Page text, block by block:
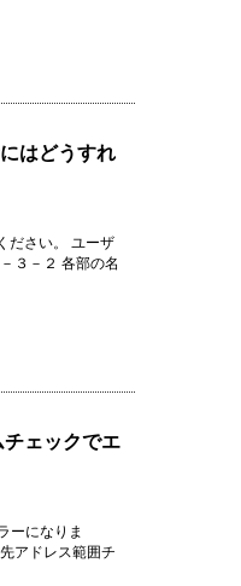
はどうすれ
ださい。 ユーザ
３－２ 各部の名
ェックでエ
ーになりま
アドレス範囲チ